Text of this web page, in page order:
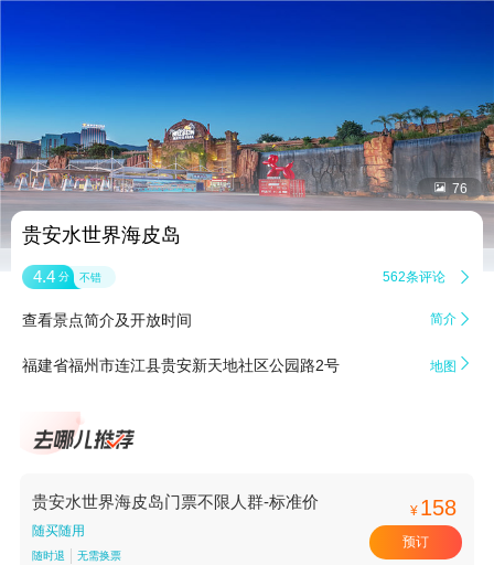
 76
贵安水世界海皮岛
4.4 分 不错 562条评论 
查看景点简介及开放时间 简介 
福建省福州市连江县贵安新天地社区公园路2号 地图 
贵安水世界海皮岛门票不限人群-标准价
随买随用
随时退 无需换票
¥ 158
预订